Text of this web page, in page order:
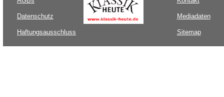
Datenschutz
Haftungsausschluss
Mediadaten
Sitemap